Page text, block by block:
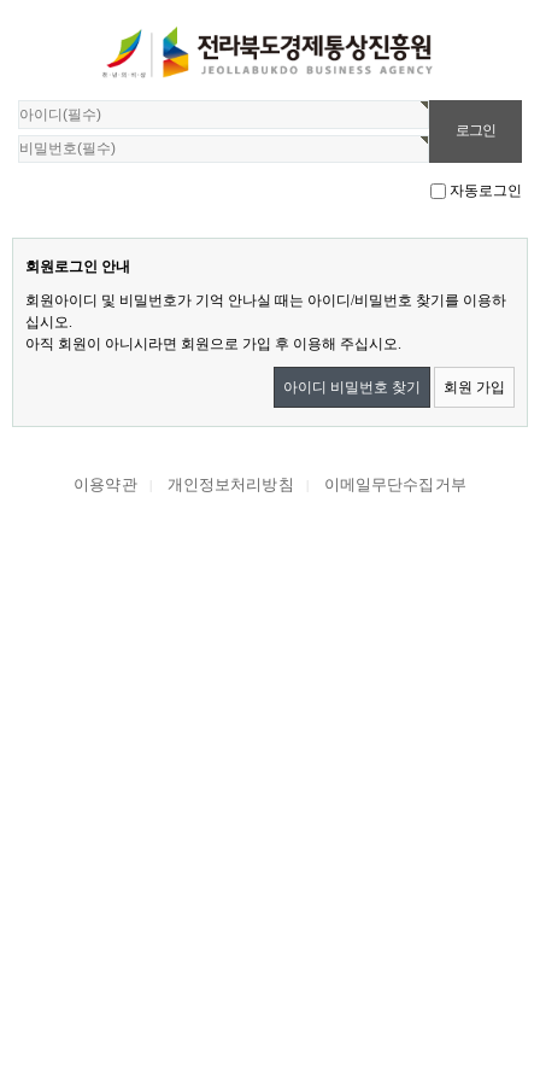
자동로그인
회원로그인 안내
회원아이디 및 비밀번호가 기억 안나실 때는 아이디/비밀번호 찾기를 이용하
십시오.
아직 회원이 아니시라면 회원으로 가입 후 이용해 주십시오.
아이디 비밀번호 찾기 회원 가입
이용약관 개인정보처리방침 이메일무단수집거부